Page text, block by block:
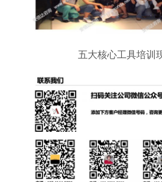
五大核心工具培训